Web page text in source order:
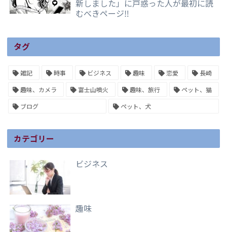
新しました」に戸惑った人が最初に読
むべきページ‼️
タグ
雑記 時事 ビジネス 趣味 恋愛
長崎
趣味、カメラ
富士山噴火 趣味、旅行
ペット、猫
ブログ
ペット、犬
カテゴリー
ビジネス
趣味